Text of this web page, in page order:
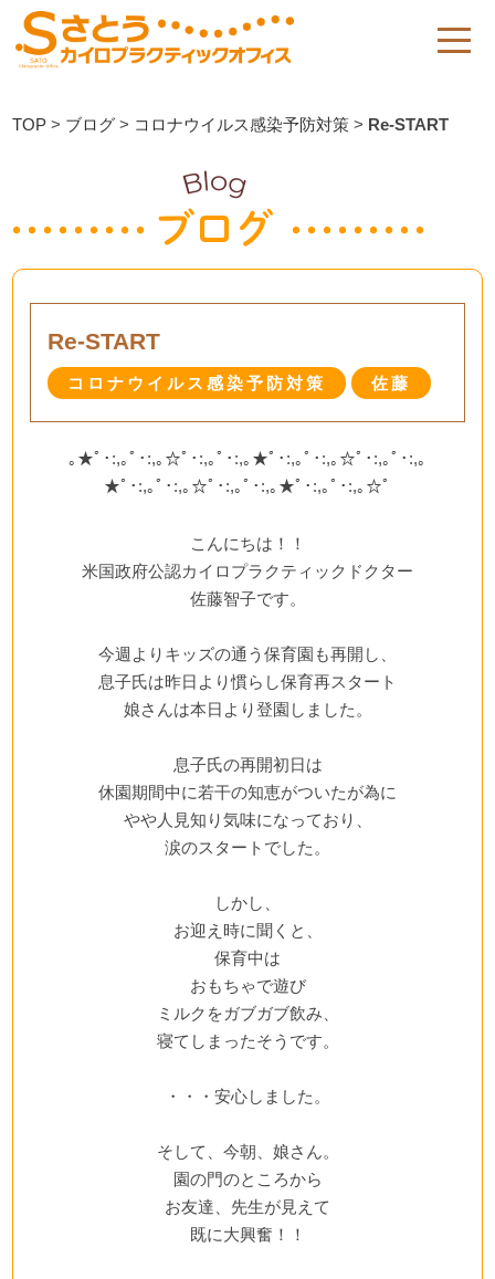
TOP > ブログ > コロナウイルス感染予防対策 > Re-START
Re-START
コロナウイルス感染予防対策 佐藤
｡★ﾟ･:,｡ﾟ･:,｡☆ﾟ･:,｡ﾟ･:,｡★ﾟ･:,｡ﾟ･:,｡☆ﾟ･:,｡ﾟ･:,｡
★ﾟ･:,｡ﾟ･:,｡☆ﾟ･:,｡ﾟ･:,｡★ﾟ･:,｡ﾟ･:,｡☆ﾟ
こんにちは！！
米国政府公認カイロプラクティックドクター
佐藤智子です。
今週よりキッズの通う保育園も再開し、
息子氏は昨日より慣らし保育再スタート
娘さんは本日より登園しました。
息子氏の再開初日は
休園期間中に若干の知恵がついたが為に
やや人見知り気味になっており、
涙のスタートでした。
しかし、
お迎え時に聞くと、
保育中は
おもちゃで遊び
ミルクをガブガブ飲み、
寝てしまったそうです。
・・・安心しました。
そして、今朝、娘さん。
園の門のところから
お友達、先生が見えて
既に大興奮！！